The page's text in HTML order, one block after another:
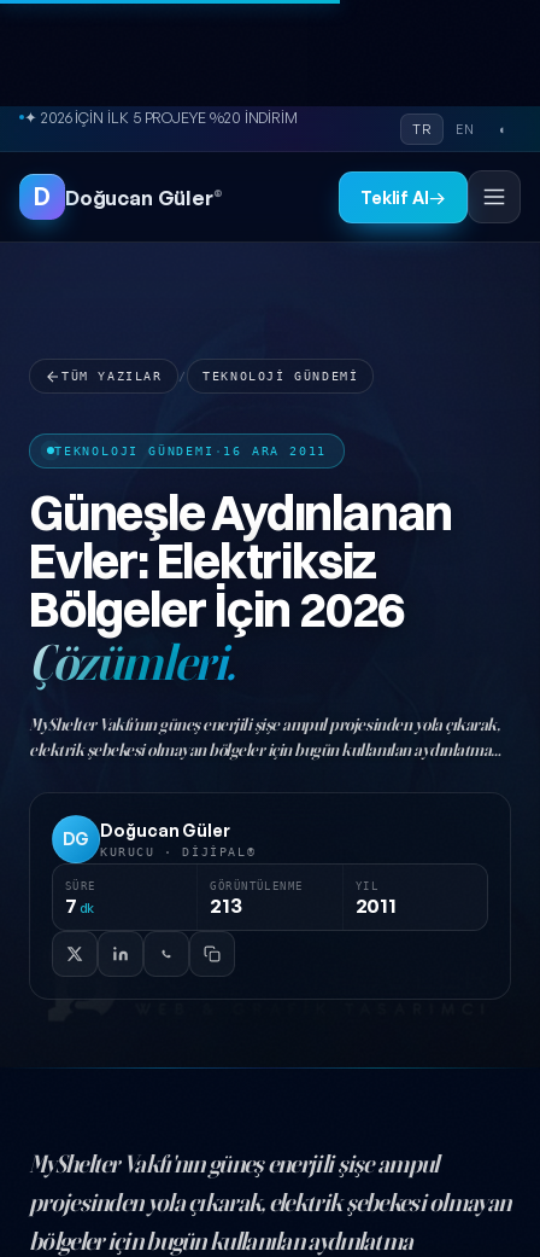
İçeriğe atla
● ÜCRETSİZ SİTE ANALİZİ
TR EN ◐
D Doğucan Güler® Teklif Al→
TÜM YAZILAR / TEKNOLOJI GÜNDEMI
TEKNOLOJI GÜNDEMI · 16 ARA 2011
Güneşle Aydınlanan
Evler: Elektriksiz
Bölgeler İçin 2026
Çözümleri.
MyShelter Vakfı'nın güneş enerjili şişe ampul projesinden yola çıkarak,
elektrik şebekesi olmayan bölgeler için bugün kullanılan aydınlatma
DG Doğucan Güler
KURUCU · DIJIPAL®
SÜRE
7 dk
GÖRÜNTÜLENME
213
YIL
2011
MyShelter Vakfı'nın güneş enerjili şişe ampul
projesinden yola çıkarak, elektrik şebekesi olmayan
bölgeler için bugün kullanılan aydınlatma